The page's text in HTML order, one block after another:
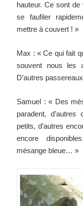
hauteur. Ce sont
se faufiler
mettre à couvert ! »
Max : « Ce qui fait
souvent nous les
D’autres
Samuel : « Des
paradent,
petits, d’autres
encore
mésange bleue… »